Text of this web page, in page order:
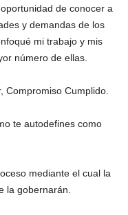
de conocer a
y demandas de los
mi trabajo y mis
número de ellas.
Compromiso Cumplido.
te autodefines como
mediante el cual la
la gobernarán.